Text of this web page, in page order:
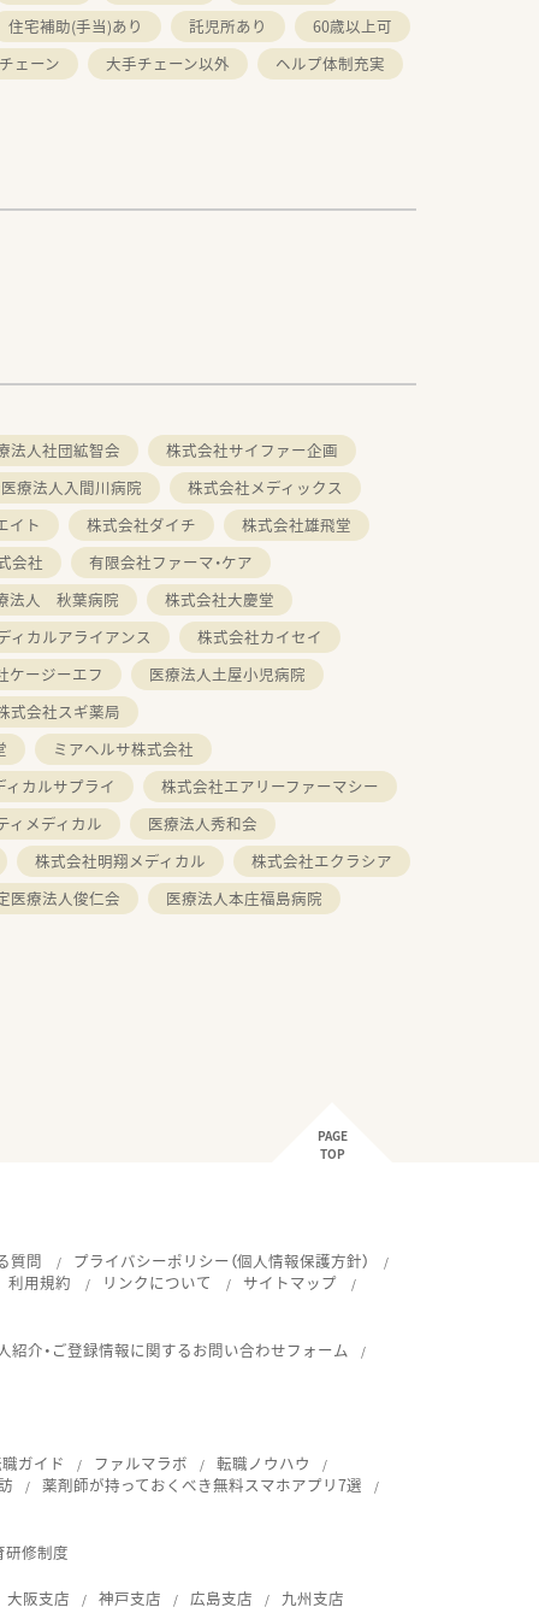
住宅補助(手当)あり 託児所あり
60歳以上可
ェーン 大手チェーン以外
ヘルプ体制充実
法人社団絋智会
株式会社サイファー企画
療法人入間川病院
株式会社メディックス
イト 株式会社ダイチ
株式会社雄飛堂
会社
有限会社ファーマ・ケア
法人 秋葉病院
株式会社大慶堂
ィカルアライアンス
株式会社カイセイ
ケージーエフ
医療法人土屋小児病院
式会社スギ薬局
ミアヘルサ株式会社
カルサプライ
株式会社エアリーファーマシー
ィメディカル
医療法人秀和会
株式会社明翔メディカル
株式会社エクラシア
医療法人俊仁会
医療法人本庄福島病院
PAGE
TOP
質問
プライバシーポリシー（個人情報保護方針）
利用規約 リンクについて
サイトマップ
紹介・ご登録情報に関するお問い合わせフォーム
ガイド ファルマラボ
転職ノウハウ
薬剤師が持っておくべき無料スマホアプリ7選
研修制度
大阪支店 神戸支店 広島支店 九州支店